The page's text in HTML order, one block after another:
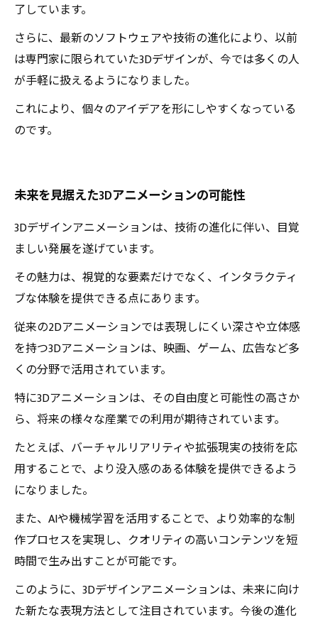
了しています。
さらに、最新のソフトウェアや技術の進化により、以前
は専門家に限られていた3Dデザインが、今では多くの人
が手軽に扱えるようになりました。
これにより、個々のアイデアを形にしやすくなっている
のです。
未来を見据えた3Dアニメーションの可能性
3Dデザインアニメーションは、技術の進化に伴い、目覚
ましい発展を遂げています。
その魅力は、視覚的な要素だけでなく、インタラクティ
ブな体験を提供できる点にあります。
従来の2Dアニメーションでは表現しにくい深さや立体感
を持つ3Dアニメーションは、映画、ゲーム、広告など多
くの分野で活用されています。
特に3Dアニメーションは、その自由度と可能性の高さか
ら、将来の様々な産業での利用が期待されています。
たとえば、バーチャルリアリティや拡張現実の技術を応
用することで、より没入感のある体験を提供できるよう
になりました。
また、AIや機械学習を活用することで、より効率的な制
作プロセスを実現し、クオリティの高いコンテンツを短
時間で生み出すことが可能です。
このように、3Dデザインアニメーションは、未来に向け
た新たな表現方法として注目されています。今後の進化